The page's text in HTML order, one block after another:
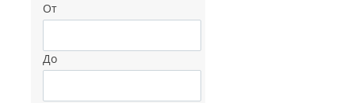
От
До